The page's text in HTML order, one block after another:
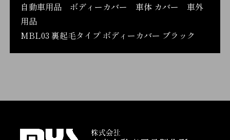
自動車用品 ボディーカバー 車体 カバー 車外
用品
MBL03 裏起毛タイプ ボディーカバー ブラック